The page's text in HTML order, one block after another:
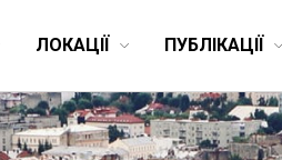
ЛОКАЦІЇ ПУБЛІКАЦІЇ